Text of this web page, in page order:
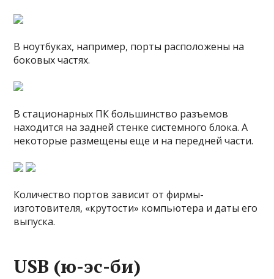
В ноутбуках, например, порты расположены на
боковых частях.
В стационарных ПК большинство разъемов
находится на задней стенке системного блока. А
некоторые размещены еще и на передней части.
Количество портов зависит от фирмы-
изготовителя, «крутости» компьютера и даты его
выпуска.
USB (ю-эс-би)